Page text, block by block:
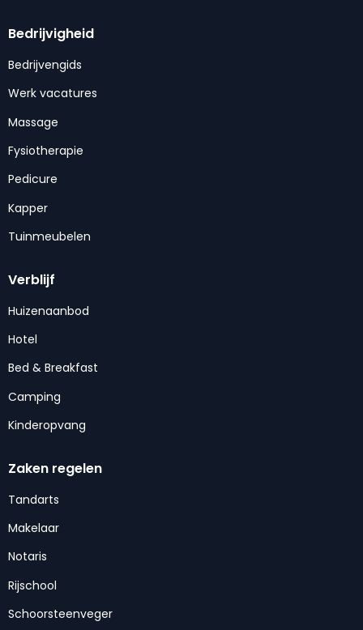
Bedrijvigheid
Bedrijvengids
Werk vacatures
Massage
Fysiotherapie
Pedicure
Kapper
Tuinmeubelen
Verblijf
Huizenaanbod
Hotel
Bed & Breakfast
Camping
Kinderopvang
Zaken regelen
Tandarts
Makelaar
Notaris
Rijschool
Schoorsteenveger